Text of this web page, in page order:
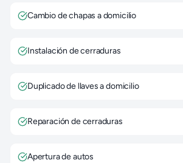
Cambio de chapas a domicilio
Instalación de cerraduras
Duplicado de llaves a domicilio
Reparación de cerraduras
Apertura de autos